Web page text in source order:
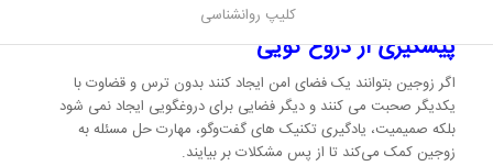
کلیپ روانشناسی
پیشگیری از دروغ گویی
اگر زوجین بتوانند یک فضای امن ایجاد کنند بدون ترس و قضاوت با
یکدیگر صحبت می کنند و دیگر فضایی برای دروغگویی ایجاد نمی شود
بلکه صمیمیت، یادگیری تکنیک های گفت‌وگو، مهارت حل مسئله به
زوجین کمک می‌کند تا از پس مشکلات بر بیایند.